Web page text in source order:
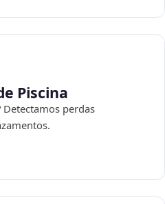
Piscina
perdas